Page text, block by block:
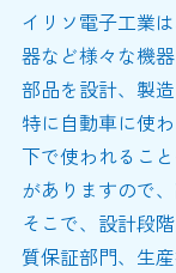
イリソ電子工業
器など様々な機
部品を設計、製
特に自動車に使
下で使われるこ
がありますので
そこで、設計段
質保証部門、生